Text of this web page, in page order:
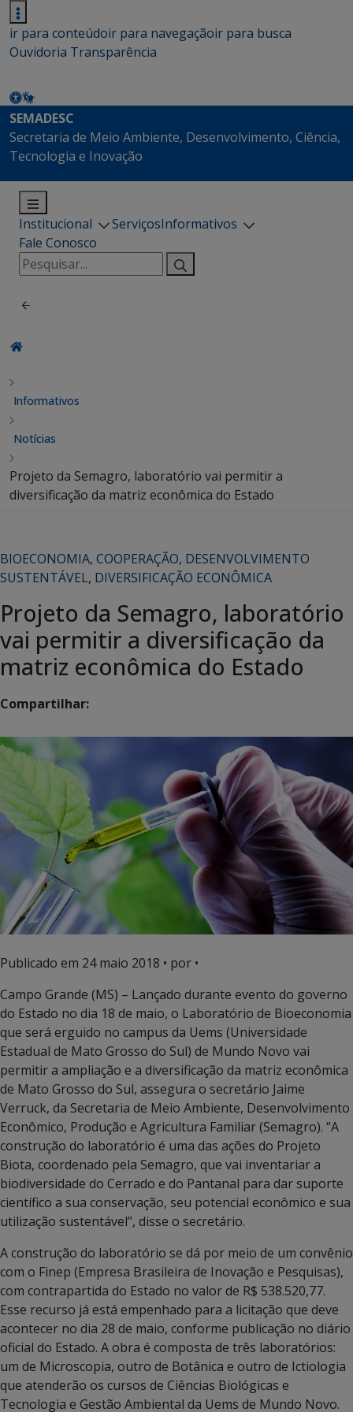
ir para conteúdoir para navegaçãoir para busca
Ouvidoria Transparência
SEMADESC
Secretaria de Meio Ambiente, Desenvolvimento, Ciência,
Tecnologia e Inovação
Institucional ServiçosInformativos
Fale Conosco
Pesquisar
por:
Informativos
Notícias
Projeto da Semagro, laboratório vai permitir a
diversificação da matriz econômica do Estado
BIOECONOMIA, COOPERAÇÃO, DESENVOLVIMENTO
SUSTENTÁVEL, DIVERSIFICAÇÃO ECONÔMICA
Projeto da Semagro, laboratório
vai permitir a diversificação da
matriz econômica do Estado
Compartilhar:
Publicado em 24 maio 2018 • por •
Campo Grande (MS) – Lançado durante evento do governo
do Estado no dia 18 de maio, o Laboratório de Bioeconomia
que será erguido no campus da Uems (Universidade
Estadual de Mato Grosso do Sul) de Mundo Novo vai
permitir a ampliação e a diversificação da matriz econômica
de Mato Grosso do Sul, assegura o secretário Jaime
Verruck, da Secretaria de Meio Ambiente, Desenvolvimento
Econômico, Produção e Agricultura Familiar (Semagro). “A
construção do laboratório é uma das ações do Projeto
Biota, coordenado pela Semagro, que vai inventariar a
biodiversidade do Cerrado e do Pantanal para dar suporte
científico a sua conservação, seu potencial econômico e sua
utilização sustentável”, disse o secretário.
A construção do laboratório se dá por meio de um convênio
com o Finep (Empresa Brasileira de Inovação e Pesquisas),
com contrapartida do Estado no valor de R$ 538.520,77.
Esse recurso já está empenhado para a licitação que deve
acontecer no dia 28 de maio, conforme publicação no diário
oficial do Estado. A obra é composta de três laboratórios:
um de Microscopia, outro de Botânica e outro de Ictiologia
que atenderão os cursos de Ciências Biológicas e
Tecnologia e Gestão Ambiental da Uems de Mundo Novo.